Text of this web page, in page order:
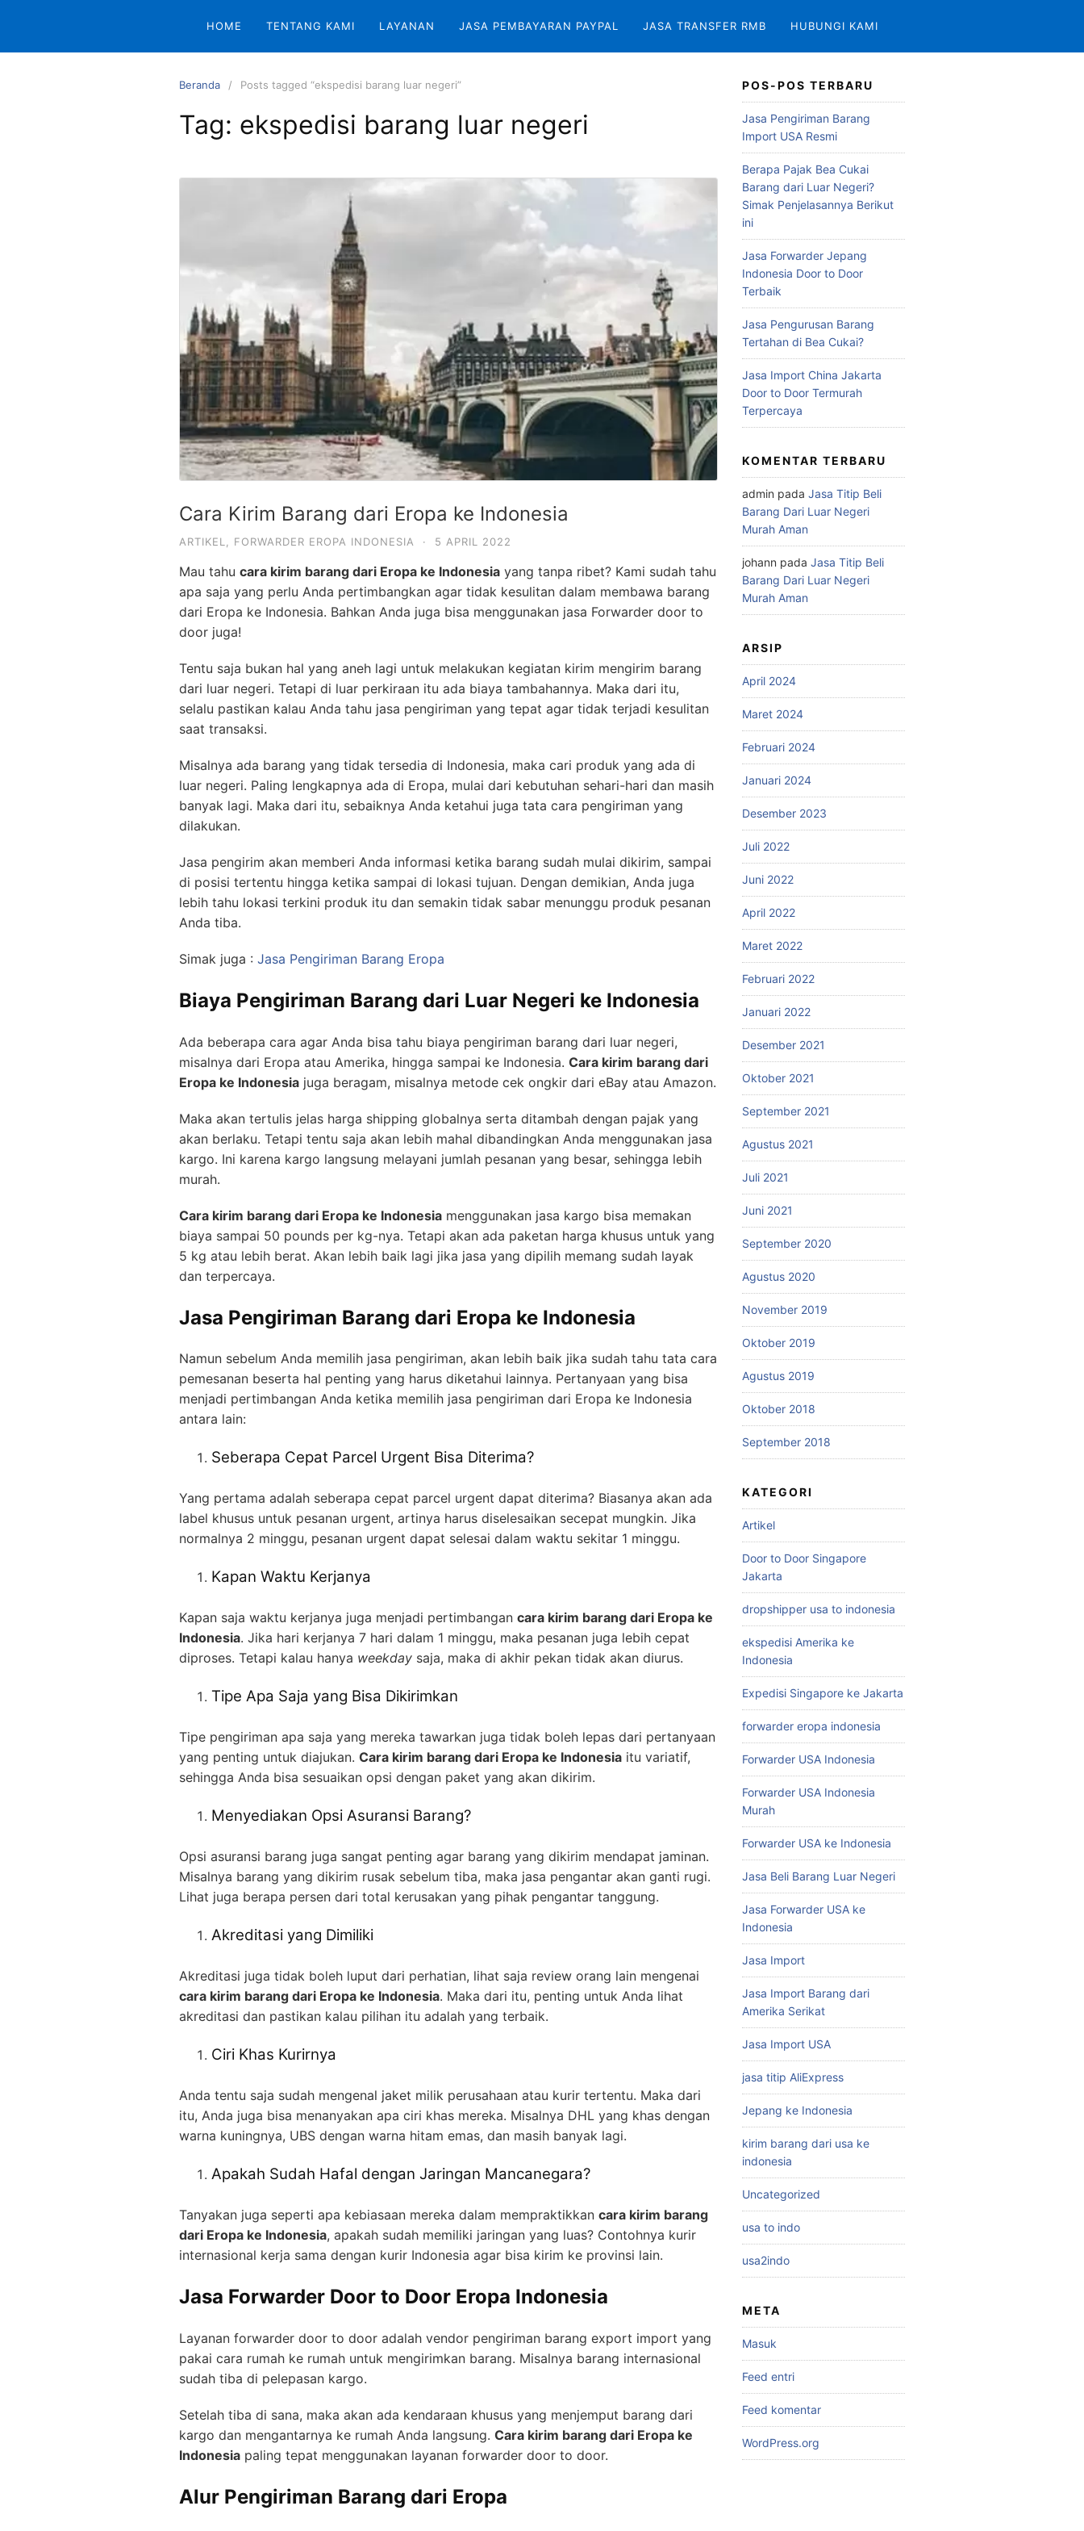
konten
HOME TENTANG KAMI LAYANAN JASA PEMBAYARAN PAYPAL JASA TRANSFER RMB HUBUNGI KAMI
Beranda Posts tagged “ekspedisi barang luar negeri”
Tag: ekspedisi barang luar negeri
Cara Kirim Barang dari Eropa ke Indonesia
ARTIKEL FORWARDER EROPA INDONESIA · 5 APRIL 2022
Mau tahu cara kirim barang dari Eropa ke Indonesia yang tanpa ribet? Kami sudah tahu
apa saja yang perlu Anda pertimbangkan agar tidak kesulitan dalam membawa barang
dari Eropa ke Indonesia. Bahkan Anda juga bisa menggunakan jasa Forwarder door to
door juga!
Tentu saja bukan hal yang aneh lagi untuk melakukan kegiatan kirim mengirim barang
dari luar negeri. Tetapi di luar perkiraan itu ada biaya tambahannya. Maka dari itu,
selalu pastikan kalau Anda tahu jasa pengiriman yang tepat agar tidak terjadi kesulitan
saat transaksi.
Misalnya ada barang yang tidak tersedia di Indonesia, maka cari produk yang ada di
luar negeri. Paling lengkapnya ada di Eropa, mulai dari kebutuhan sehari-hari dan masih
banyak lagi. Maka dari itu, sebaiknya Anda ketahui juga tata cara pengiriman yang
dilakukan.
Jasa pengirim akan memberi Anda informasi ketika barang sudah mulai dikirim, sampai
di posisi tertentu hingga ketika sampai di lokasi tujuan. Dengan demikian, Anda juga
lebih tahu lokasi terkini produk itu dan semakin tidak sabar menunggu produk pesanan
Anda tiba.
Simak juga : Jasa Pengiriman Barang Eropa
Biaya Pengiriman Barang dari Luar Negeri ke Indonesia
Ada beberapa cara agar Anda bisa tahu biaya pengiriman barang dari luar negeri,
misalnya dari Eropa atau Amerika, hingga sampai ke Indonesia. Cara kirim barang dari
Eropa ke Indonesia juga beragam, misalnya metode cek ongkir dari eBay atau Amazon.
Maka akan tertulis jelas harga shipping globalnya serta ditambah dengan pajak yang
akan berlaku. Tetapi tentu saja akan lebih mahal dibandingkan Anda menggunakan jasa
kargo. Ini karena kargo langsung melayani jumlah pesanan yang besar, sehingga lebih
murah.
Cara kirim barang dari Eropa ke Indonesia menggunakan jasa kargo bisa memakan
biaya sampai 50 pounds per kg-nya. Tetapi akan ada paketan harga khusus untuk yang
5 kg atau lebih berat. Akan lebih baik lagi jika jasa yang dipilih memang sudah layak
dan terpercaya.
Jasa Pengiriman Barang dari Eropa ke Indonesia
Namun sebelum Anda memilih jasa pengiriman, akan lebih baik jika sudah tahu tata cara
pemesanan beserta hal penting yang harus diketahui lainnya. Pertanyaan yang bisa
menjadi pertimbangan Anda ketika memilih jasa pengiriman dari Eropa ke Indonesia
antara lain:
Seberapa Cepat Parcel Urgent Bisa Diterima?
Yang pertama adalah seberapa cepat parcel urgent dapat diterima? Biasanya akan ada
label khusus untuk pesanan urgent, artinya harus diselesaikan secepat mungkin. Jika
normalnya 2 minggu, pesanan urgent dapat selesai dalam waktu sekitar 1 minggu.
Kapan Waktu Kerjanya
Kapan saja waktu kerjanya juga menjadi pertimbangan cara kirim barang dari Eropa ke
Indonesia. Jika hari kerjanya 7 hari dalam 1 minggu, maka pesanan juga lebih cepat
diproses. Tetapi kalau hanya weekday saja, maka di akhir pekan tidak akan diurus.
Tipe Apa Saja yang Bisa Dikirimkan
Tipe pengiriman apa saja yang mereka tawarkan juga tidak boleh lepas dari pertanyaan
yang penting untuk diajukan. Cara kirim barang dari Eropa ke Indonesia itu variatif,
sehingga Anda bisa sesuaikan opsi dengan paket yang akan dikirim.
Menyediakan Opsi Asuransi Barang?
Opsi asuransi barang juga sangat penting agar barang yang dikirim mendapat jaminan.
Misalnya barang yang dikirim rusak sebelum tiba, maka jasa pengantar akan ganti rugi.
Lihat juga berapa persen dari total kerusakan yang pihak pengantar tanggung.
Akreditasi yang Dimiliki
Akreditasi juga tidak boleh luput dari perhatian, lihat saja review orang lain mengenai
cara kirim barang dari Eropa ke Indonesia. Maka dari itu, penting untuk Anda lihat
akreditasi dan pastikan kalau pilihan itu adalah yang terbaik.
Ciri Khas Kurirnya
Anda tentu saja sudah mengenal jaket milik perusahaan atau kurir tertentu. Maka dari
itu, Anda juga bisa menanyakan apa ciri khas mereka. Misalnya DHL yang khas dengan
warna kuningnya, UBS dengan warna hitam emas, dan masih banyak lagi.
Apakah Sudah Hafal dengan Jaringan Mancanegara?
Tanyakan juga seperti apa kebiasaan mereka dalam mempraktikkan cara kirim barang
dari Eropa ke Indonesia, apakah sudah memiliki jaringan yang luas? Contohnya kurir
internasional kerja sama dengan kurir Indonesia agar bisa kirim ke provinsi lain.
Jasa Forwarder Door to Door Eropa Indonesia
Layanan forwarder door to door adalah vendor pengiriman barang export import yang
pakai cara rumah ke rumah untuk mengirimkan barang. Misalnya barang internasional
sudah tiba di pelepasan kargo.
Setelah tiba di sana, maka akan ada kendaraan khusus yang menjemput barang dari
kargo dan mengantarnya ke rumah Anda langsung. Cara kirim barang dari Eropa ke
Indonesia paling tepat menggunakan layanan forwarder door to door.
Alur Pengiriman Barang dari Eropa
POS-POS TERBARU
Jasa Pengiriman Barang
Import USA Resmi
Berapa Pajak Bea Cukai
Barang dari Luar Negeri?
Simak Penjelasannya Berikut
ini
Jasa Forwarder Jepang
Indonesia Door to Door
Terbaik
Jasa Pengurusan Barang
Tertahan di Bea Cukai?
Jasa Import China Jakarta
Door to Door Termurah
Terpercaya
KOMENTAR TERBARU
admin pada Jasa Titip Beli
Barang Dari Luar Negeri
Murah Aman
johann pada Jasa Titip Beli
Barang Dari Luar Negeri
Murah Aman
ARSIP
April 2024
Maret 2024
Februari 2024
Januari 2024
Desember 2023
Juli 2022
Juni 2022
April 2022
Maret 2022
Februari 2022
Januari 2022
Desember 2021
Oktober 2021
September 2021
Agustus 2021
Juli 2021
Juni 2021
September 2020
Agustus 2020
November 2019
Oktober 2019
Agustus 2019
Oktober 2018
September 2018
KATEGORI
Artikel
Door to Door Singapore
Jakarta
dropshipper usa to indonesia
ekspedisi Amerika ke
Indonesia
Expedisi Singapore ke Jakarta
forwarder eropa indonesia
Forwarder USA Indonesia
Forwarder USA Indonesia
Murah
Forwarder USA ke Indonesia
Jasa Beli Barang Luar Negeri
Jasa Forwarder USA ke
Indonesia
Jasa Import
Jasa Import Barang dari
Amerika Serikat
Jasa Import USA
jasa titip AliExpress
Jepang ke Indonesia
kirim barang dari usa ke
indonesia
Uncategorized
usa to indo
usa2indo
META
Masuk
Feed entri
Feed komentar
WordPress.org